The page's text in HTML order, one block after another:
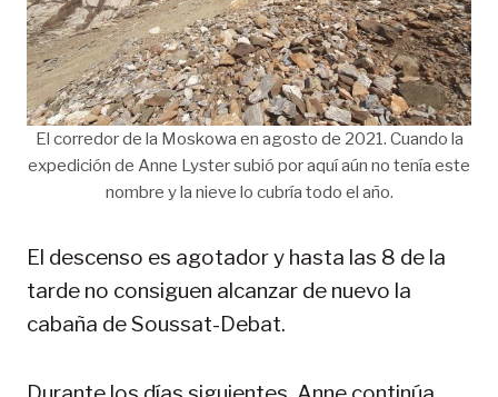
El corredor de la Moskowa en agosto de 2021. Cuando la
expedición de Anne Lyster subió por aquí aún no tenía este
nombre y la nieve lo cubría todo el año.
El descenso es agotador y hasta las 8 de la
tarde no consiguen alcanzar de nuevo la
cabaña de Soussat-Debat.